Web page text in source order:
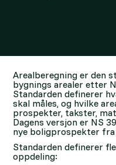
Arealberegning er den
bygnings arealer etter
Standarden definerer
skal måles, og hvilke
prospekter, takster,
Dagens versjon er NS
nye boligprospekter fra
Standarden definerer
oppdeling: